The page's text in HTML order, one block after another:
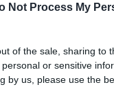
Not Process My
of the sale, sharing to
or sensitive
by us, please use the
Sound